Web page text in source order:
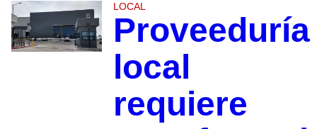
LOCAL
Proveeduría
local
requiere